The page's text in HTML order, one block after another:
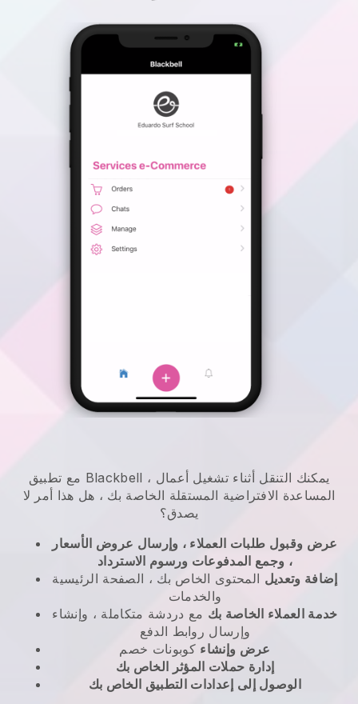
Blackbell ، يمكنك التنقل أثناء تشغيل أعمال
المساعدة الافتراضية المستقلة الخاصة بك ، هل هذا أمر لا
يصدق؟
عرض وقبول طلبات العملاء ، وإرسال عروض الأسعار
، وجمع المدفوعات ورسوم الاسترداد
إضافة وتعديل المحتوى الخاص بك ، الصفحة الرئيسية
والخدمات
خدمة العملاء الخاصة بك مع دردشة متكاملة ، وإنشاء
وإرسال روابط الدفع
عرض وإنشاء كوبونات خصم
إدارة حملات المؤثر الخاص بك
الوصول إلى إعدادات التطبيق الخاص بك